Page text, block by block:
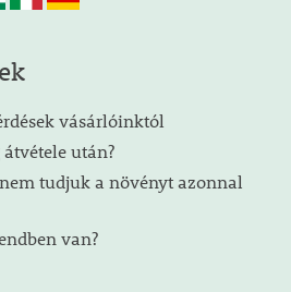
vásárlóinktól
után?
tudjuk a növényt azonnal
van?